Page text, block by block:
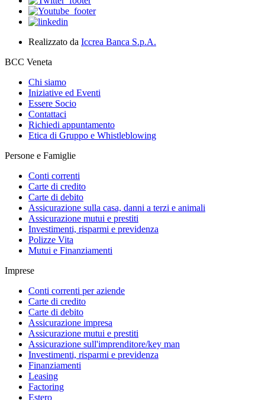
Realizzato da Iccrea Banca S.p.A.
BCC Veneta
Chi siamo
Iniziative ed Eventi
Essere Socio
Contattaci
Richiedi appuntamento
Etica di Gruppo e Whistleblowing
Persone e Famiglie
Conti correnti
Carte di credito
Carte di debito
Assicurazione sulla casa, danni a terzi e animali
Assicurazione mutui e prestiti
Investimenti, risparmi e previdenza
Polizze Vita
Mutui e Finanziamenti
Imprese
Conti correnti per aziende
Carte di credito
Carte di debito
Assicurazione impresa
Assicurazione mutui e prestiti
Assicurazione sull'imprenditore/key man
Investimenti, risparmi e previdenza
Finanziamenti
Leasing
Factoring
Estero